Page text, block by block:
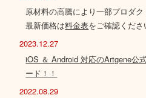
原材料の高騰により一部プロダク
最新価格は料金表をご確認くださ
2023.12.27
iOS ＆ Android 対応のArtgene公
ード！！
2022.08.29